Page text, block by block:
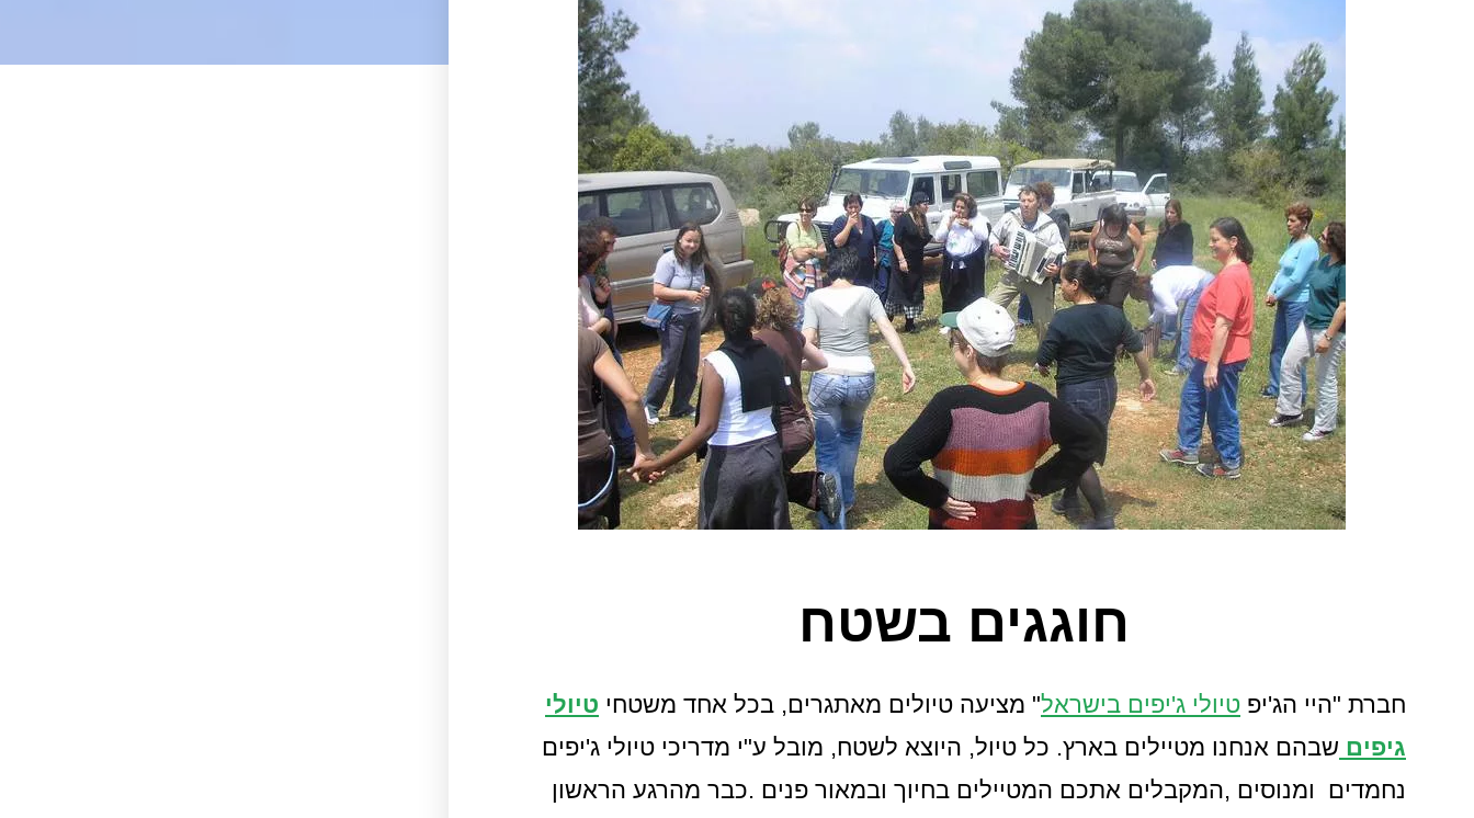
חוגגים בשטח
חברת "היי הג'יפ טיולי ג'יפים בישראל" מציעה טיולים מאתגרים, בכל אחד משטחי טיולי
גיפים שבהם אנחנו מטיילים בארץ. כל טיול, היוצא לשטח, מובל ע"י מדריכי טיולי ג'יפים
נחמדים ומנוסים ,המקבלים אתכם המטיילים בחיוך ובמאור פנים .כבר מהרגע הראשון